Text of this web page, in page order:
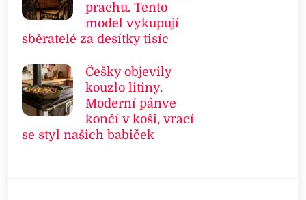
prachu. Tento
model vykupují
sběratelé za desítky tisíc
Češky objevily
kouzlo litiny.
Moderní pánve
končí v koši, vrací
se styl našich babiček